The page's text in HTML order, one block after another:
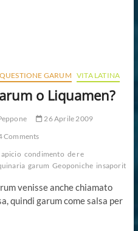
GARUM VITA LATINA
o Liquamen?
26 Aprile 2009
Comments
apicio condimento de re
garum Geoponiche insaporitore
venisse anche chiamato
quindi garum come salsa per